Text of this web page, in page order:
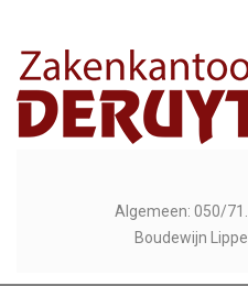
Algemeen: 050/
Boudewijn